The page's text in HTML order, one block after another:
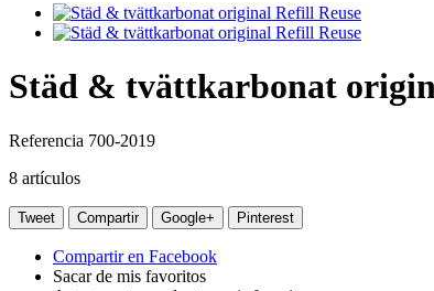
Städ & tvättkarbonat
Referencia 700-2019
8 artículos
Tweet Compartir Google+ Pinterest
Compartir en Facebook
Sacar de mis favoritos